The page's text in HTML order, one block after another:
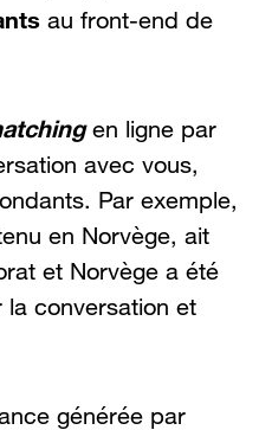
au front-end de
en ligne par
avec vous,
Par exemple,
en Norvège, ait
et Norvège a été
conversation et
générée par